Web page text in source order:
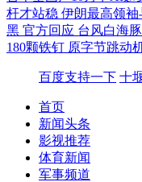
杆才站稳 伊朗最高领袖
黑 官方回应 台风白海
180颗铁钉 原字节跳动
百度支持一下 十
首页
新闻头条
影视推荐
体育新闻
军事频道